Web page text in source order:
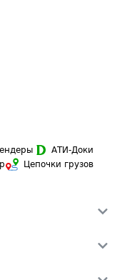
АТИ-Доки
Цепочки грузов